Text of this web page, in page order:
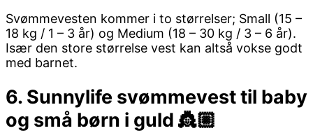
Svømmevesten kommer i to størrelser; Small (15 –
18 kg / 1 – 3 år) og Medium (18 – 30 kg / 3 – 6 år).
Især den store størrelse vest kan altså vokse godt
med barnet.
6. Sunnylife svømmevest til baby
og små børn i guld 👸🏼